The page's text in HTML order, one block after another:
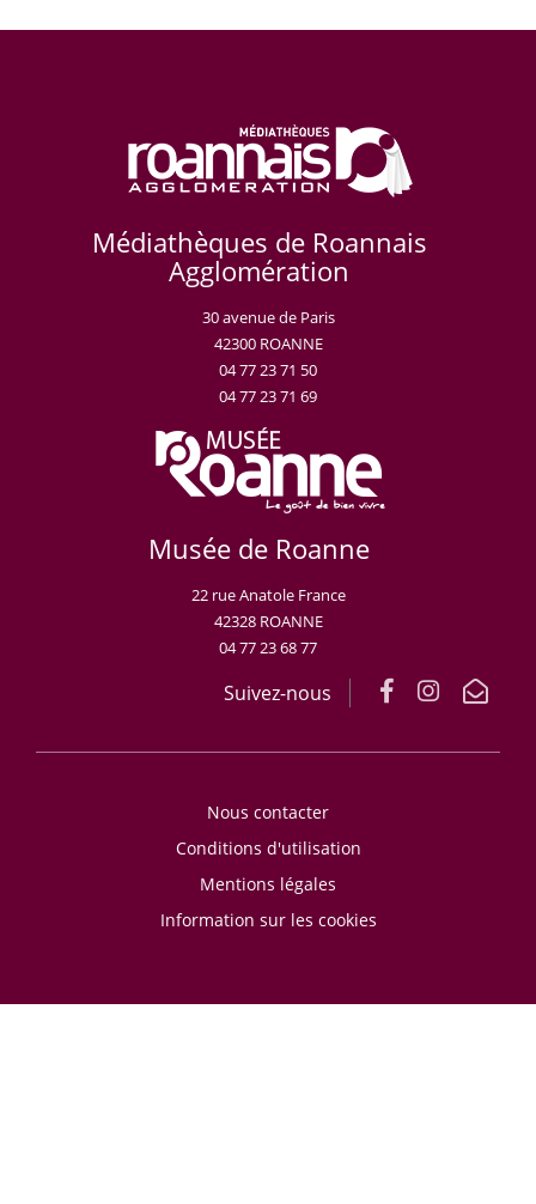
Médiathèques de Roannais
Agglomération
30 avenue de Paris
42300 ROANNE
04 77 23 71 50
04 77 23 71 69
Musée de Roanne
22 rue Anatole France
42328 ROANNE
04 77 23 68 77
Suivez-nous
Nous contacter
Conditions d'utilisation
Mentions légales
Information sur les cookies